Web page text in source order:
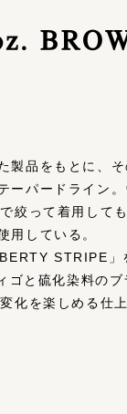
製品をもとに、
ーパードライン
絞って着用して
用している。
STRIPE」
と硫化染料のブ
化を楽しめる仕